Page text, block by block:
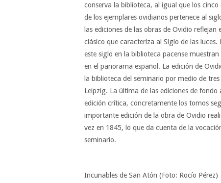
conserva la biblioteca, al igual que los
de los ejemplares ovidianos pertenece al
las ediciones de las obras de Ovidio
clásico que caracteriza al Siglo de las
este siglo en la biblioteca pacense
en el panorama español. La edición de
la biblioteca del seminario por medio de
Leipzig. La última de las ediciones de
edición crítica, concretamente los tomos
importante edición de la obra de Ovidio
vez en 1845, lo que da cuenta de la
seminario.
Incunables de San Atón (Foto: Rocío Pérez)